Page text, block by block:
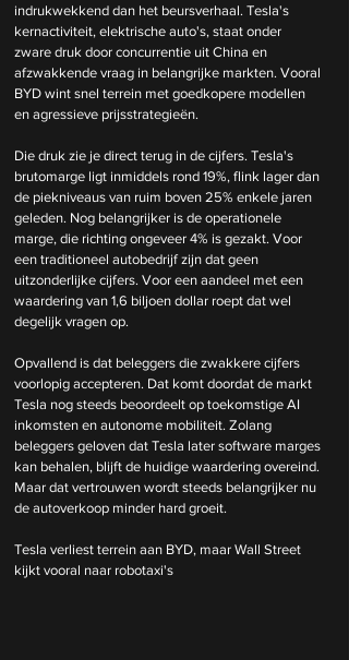
indrukwekkend dan het beursverhaal. Tesla's
kernactiviteit, elektrische auto's, staat onder
zware druk door concurrentie uit China en
afzwakkende vraag in belangrijke markten. Vooral
BYD wint snel terrein met goedkopere modellen
en agressieve prijsstrategieën.
Die druk zie je direct terug in de cijfers. Tesla's
brutomarge ligt inmiddels rond 19%, flink lager dan
de piekniveaus van ruim boven 25% enkele jaren
geleden. Nog belangrijker is de operationele
marge, die richting ongeveer 4% is gezakt. Voor
een traditioneel autobedrijf zijn dat geen
uitzonderlijke cijfers. Voor een aandeel met een
waardering van 1,6 biljoen dollar roept dat wel
degelijk vragen op.
Opvallend is dat beleggers die zwakkere cijfers
voorlopig accepteren. Dat komt doordat de markt
Tesla nog steeds beoordeelt op toekomstige AI
inkomsten en autonome mobiliteit. Zolang
beleggers geloven dat Tesla later software marges
kan behalen, blijft de huidige waardering overeind.
Maar dat vertrouwen wordt steeds belangrijker nu
de autoverkoop minder hard groeit.
Tesla verliest terrein aan BYD, maar Wall Street
kijkt vooral naar robotaxi's